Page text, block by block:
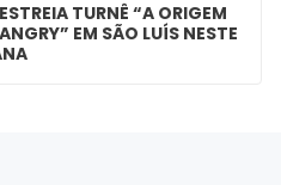
TURNÊ “A ORIGEM
EM SÃO LUÍS NESTE